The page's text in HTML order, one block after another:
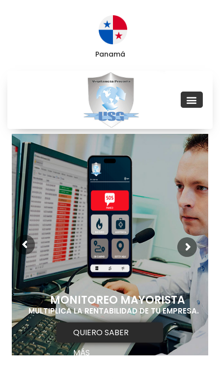
Panamá
QUIERO SABER
MÁS
MONITOREO MAYORISTA
MULTIPLICA LA RENTABILIDAD DE TU EMPRESA.